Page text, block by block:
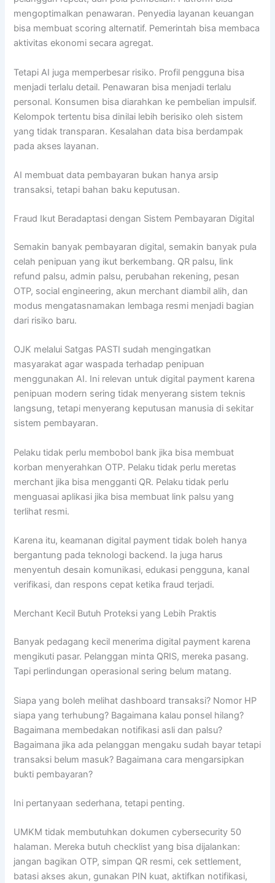
mengoptimalkan penawaran. Penyedia layanan keuangan
bisa membuat scoring alternatif. Pemerintah bisa membaca
aktivitas ekonomi secara agregat.
Tetapi AI juga memperbesar risiko. Profil pengguna bisa
menjadi terlalu detail. Penawaran bisa menjadi terlalu
personal. Konsumen bisa diarahkan ke pembelian impulsif.
Kelompok tertentu bisa dinilai lebih berisiko oleh sistem
yang tidak transparan. Kesalahan data bisa berdampak
pada akses layanan.
AI membuat data pembayaran bukan hanya arsip
transaksi, tetapi bahan baku keputusan.
Fraud Ikut Beradaptasi dengan Sistem Pembayaran Digital
Semakin banyak pembayaran digital, semakin banyak pula
celah penipuan yang ikut berkembang. QR palsu, link
refund palsu, admin palsu, perubahan rekening, pesan
OTP, social engineering, akun merchant diambil alih, dan
modus mengatasnamakan lembaga resmi menjadi bagian
dari risiko baru.
OJK melalui Satgas PASTI sudah mengingatkan
masyarakat agar waspada terhadap penipuan
menggunakan AI. Ini relevan untuk digital payment karena
penipuan modern sering tidak menyerang sistem teknis
langsung, tetapi menyerang keputusan manusia di sekitar
sistem pembayaran.
Pelaku tidak perlu membobol bank jika bisa membuat
korban menyerahkan OTP. Pelaku tidak perlu meretas
merchant jika bisa mengganti QR. Pelaku tidak perlu
menguasai aplikasi jika bisa membuat link palsu yang
terlihat resmi.
Karena itu, keamanan digital payment tidak boleh hanya
bergantung pada teknologi backend. Ia juga harus
menyentuh desain komunikasi, edukasi pengguna, kanal
verifikasi, dan respons cepat ketika fraud terjadi.
Merchant Kecil Butuh Proteksi yang Lebih Praktis
Banyak pedagang kecil menerima digital payment karena
mengikuti pasar. Pelanggan minta QRIS, mereka pasang.
Tapi perlindungan operasional sering belum matang.
Siapa yang boleh melihat dashboard transaksi? Nomor HP
siapa yang terhubung? Bagaimana kalau ponsel hilang?
Bagaimana membedakan notifikasi asli dan palsu?
Bagaimana jika ada pelanggan mengaku sudah bayar tetapi
transaksi belum masuk? Bagaimana cara mengarsipkan
bukti pembayaran?
Ini pertanyaan sederhana, tetapi penting.
UMKM tidak membutuhkan dokumen cybersecurity 50
halaman. Mereka butuh checklist yang bisa dijalankan:
jangan bagikan OTP, simpan QR resmi, cek settlement,
batasi akses akun, gunakan PIN kuat, aktifkan notifikasi,